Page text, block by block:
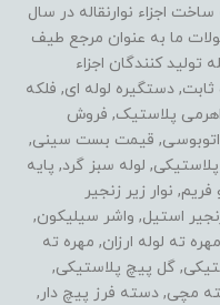
اجزاء نوارنقاله در سال
سال اخیر محصولات ما به عنوان مرجع طیف
کنندگان اجزاء
ثابت, دستگیره لوله ای, فلکه
پلاستیک, فروش
اتوبوسی, قیمت بست سینی,
لوله سبز گرد, پایه
نوار زیر زنجیر
استیل, واشر سیلیکون,
ته لوله ارزان, مهره ته
گل پیچ پلاستیکی,
مچی, دسته فرز پیچ دار,